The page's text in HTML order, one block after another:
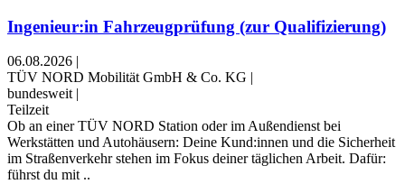
Ingenieur:in Fahrzeugprüfung (zur Qualifizierung)
06.08.2026 |
TÜV NORD Mobilität GmbH & Co. KG |
bundesweit |
Teilzeit
Ob an einer TÜV NORD Station oder im Außendienst bei
Werkstätten und Autohäusern: Deine Kund:innen und die Sicherheit
im Straßenverkehr stehen im Fokus deiner täglichen Arbeit. Dafür:
führst du mit ..